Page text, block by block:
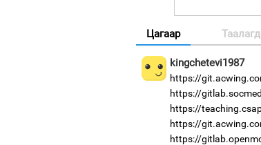
Цагаар
kingchetevi1987
https://
https://
https://
https://
https://